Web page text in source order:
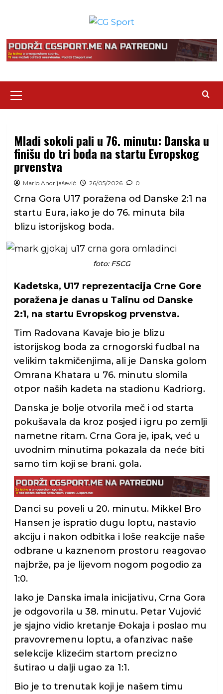
Menu
Mladi sokoli pali u 76. minutu: Danska u
finišu do tri boda na startu Evropskog
prvenstva
Mario Andrijašević 26/05/2026 0
Crna Gora U17 poražena od Danske 2:1 na
startu Eura, iako je do 76. minuta bila
blizu istorijskog boda.
foto: FSCG
Kadetska, U17 reprezentacija Crne Gore
poražena je danas u Talinu od Danske
2:1, na startu Evropskog prvenstva.
Tim Radovana Kavaje bio je blizu
istorijskog boda za crnogorski fudbal na
velikim takmičenjima, ali je Danska golom
Omrana Khatara u 76. minutu slomila
otpor naših kadeta na stadionu Kadriorg.
Danska je bolje otvorila meč i od starta
pokušavala da kroz posjed i igru po zemlji
nametne ritam. Crna Gora je, ipak, već u
uvodnim minutima pokazala da neće biti
samo tim koji se brani. gola.
Danci su poveli u 20. minutu. Mikkel Bro
Hansen je ispratio dugu loptu, nastavio
akciju i nakon odbitka i loše reakcije naše
odbrane u kaznenom prostoru reagovao
najbrže, pa je lijevom nogom pogodio za
1:0.
Iako je Danska imala inicijativu, Crna Gora
je odgovorila u 38. minutu. Petar Vujović
je sjajno vidio kretanje Đokaja i poslao mu
pravovremenu loptu, a ofanzivac naše
selekcije klizećim startom precizno
šutirao u dalji ugao za 1:1.
Bio je to trenutak koji je našem timu